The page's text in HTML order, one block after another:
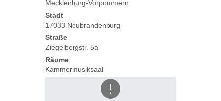
Mecklenburg-Vorpommern
Stadt
17033 Neubrandenburg
Straße
Ziegelbergstr. 5a
Räume
Kammermusiksaal